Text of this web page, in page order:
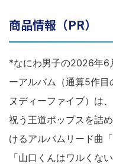
商品情報（PR）
*なにわ男子の2026年6
ーアルバム（通算5作
ヌディーファイブ）は
祝う王道ポップスを詰
けるアルバムリード曲
「山口くんはワルくな